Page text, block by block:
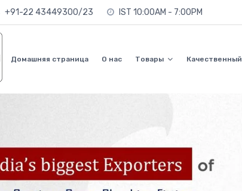
+91-22 43449300/23 IST 10:00AM - 7:00PM
Домашняя страница О нас Товары Качественный